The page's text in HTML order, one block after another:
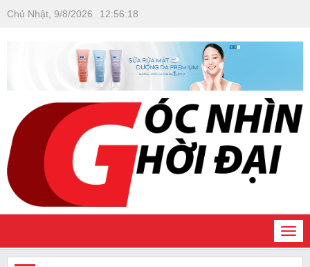
Chủ Nhật, 9/8/2026 12:56:19